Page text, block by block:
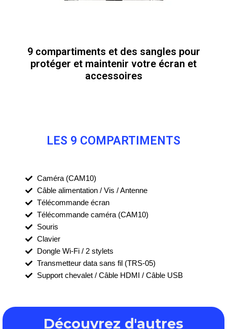
9 compartiments et des sangles pour
protéger et maintenir votre écran et
accessoires
LES 9 COMPARTIMENTS
Caméra (CAM10)
Câble alimentation / Vis / Antenne
Télécommande écran
Télécommande caméra (CAM10)
Souris
Clavier
Dongle Wi-Fi / 2 stylets
Transmetteur data sans fil (TRS-05)
Support chevalet / Câble HDMI / Câble USB
Découvrez d'autres